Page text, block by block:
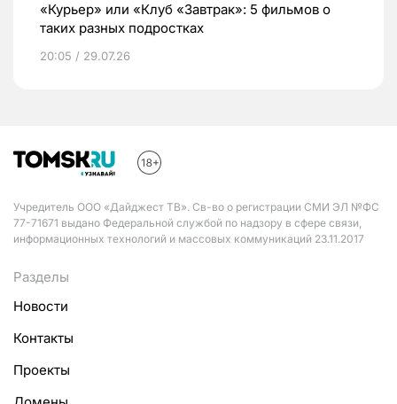
«Курьер» или «Клуб «Завтрак»: 5 фильмов о
таких разных подростках
20:05 / 29.07.26
Учредитель ООО «Дайджест ТВ». Св-во о регистрации СМИ ЭЛ №ФС
77-71671 выдано Федеральной службой по надзору в сфере связи,
информационных технологий и массовых коммуникаций 23.11.2017
Разделы
Новости
Контакты
Проекты